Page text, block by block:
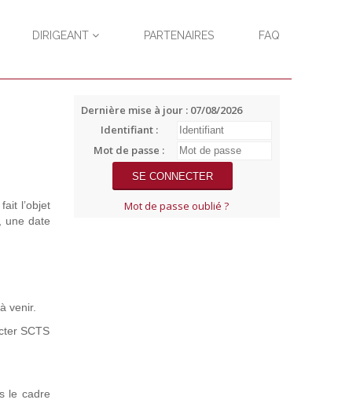
DIRIGEANT PARTENAIRES FAQ
l’objet
une date
venir.
SCTS
le cadre
Dernière mise à jour : 07/08/2026
Identifiant :
Mot de passe :
Mot de passe oublié ?